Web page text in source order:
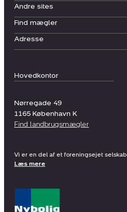
Hovedkontor
Nørregade 49
1165 København K
Find landbrugsmægler
Andre sites
Find mægler
Adresse
Vi er en del af et foreningsejet selskab
Læs mere